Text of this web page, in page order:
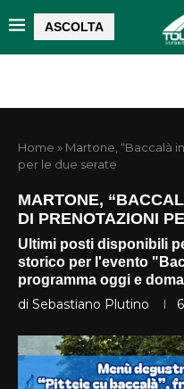
ASCOLTA
Home » Martone, “Baccalà
per le due serate
MARTONE,
DI PRENOTAZIONI
Ultimi posti disponibili
storico per l'evento
programma oggi e
di Sebastiano Plutino